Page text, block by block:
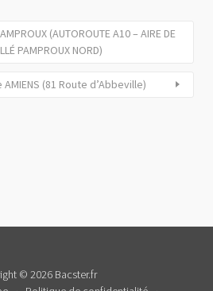
(AUTOROUTE A10 – AIRE DE
PAMPROUX NORD)
(81 Route d’Abbeville)
© 2026 Bacster.fr